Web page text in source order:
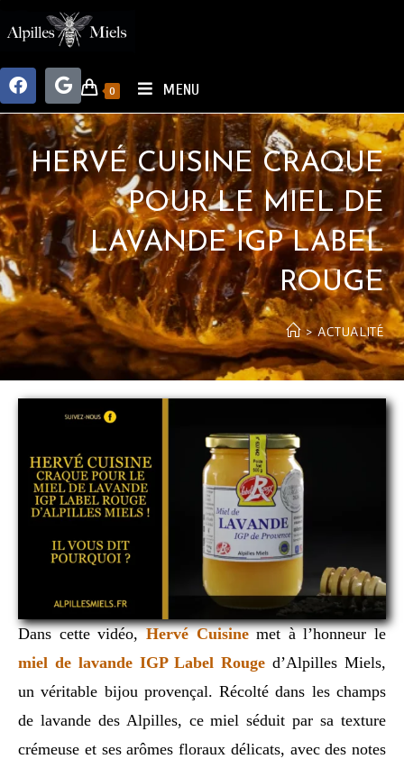
0 MENU
HERVÉ CUISINE CRAQUE
POUR LE MIEL DE
LAVANDE IGP LABEL
ROUGE
> ACTUALITÉ
Dans cette vidéo,Hervé Cuisinemet à l’honneur le
miel de lavande IGP Label Rouge d’Alpilles Miels,
un véritable bijou provençal. Récolté dans les champs
de lavande des Alpilles, ce miel séduit par sa texture
crémeuse et ses arômes floraux délicats, avec des notes